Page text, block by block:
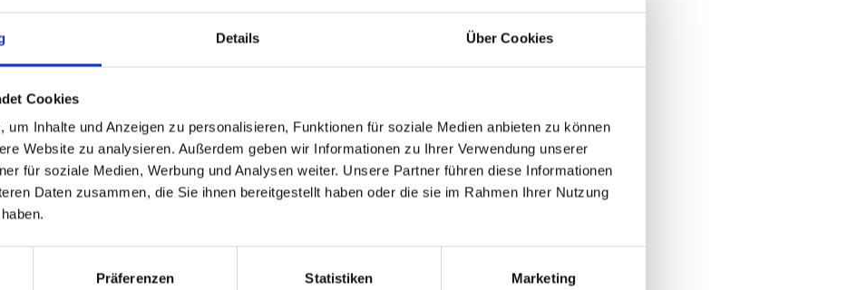
Details Über Cookies
Cookies
um Inhalte und Anzeigen zu personalisieren, Funktionen für soziale Medien anbieten zu können
Website zu analysieren. Außerdem geben wir Informationen zu Ihrer Verwendung unserer
für soziale Medien, Werbung und Analysen weiter. Unsere Partner führen diese Informationen
Daten zusammen, die Sie ihnen bereitgestellt haben oder die sie im Rahmen Ihrer Nutzung
Präferenzen Statistiken Marketing
Oberflächenschiene
Die Oberflächenschiene wurde für
Fahrzeuge entwickelt, bei denen der
einfach in die meisten Fahrzeugböden